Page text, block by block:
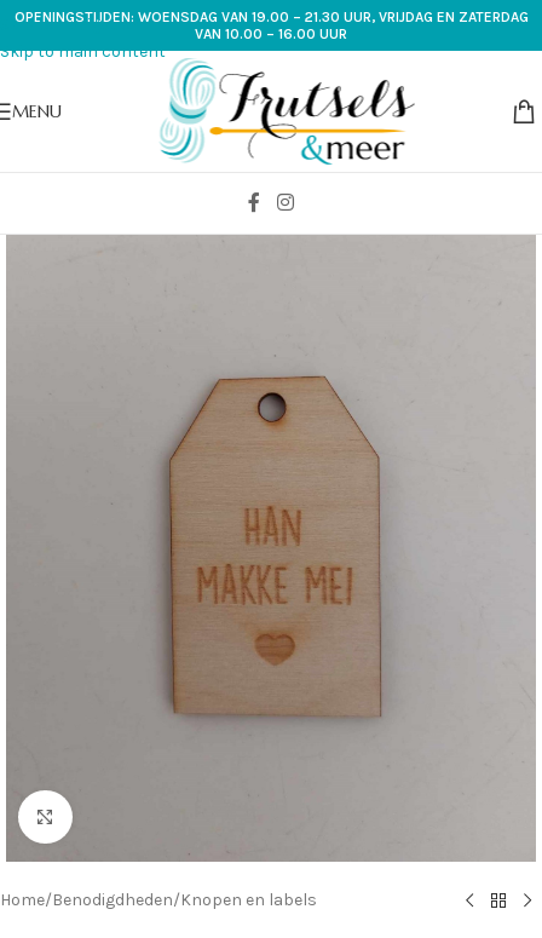
Skip to navigation
Skip to main content
OPENINGSTIJDEN: WOENSDAG VAN 19.00 – 21.30 UUR, VRIJDAG EN ZATERDAG
VAN 10.00 – 16.00 UUR
MENU
Klik om te vergroten
Home/Benodigdheden/Knopen en labels